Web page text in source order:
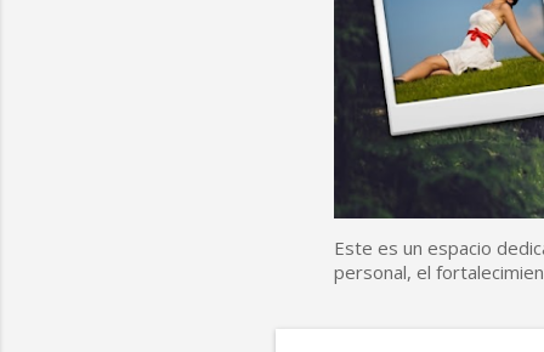
Este es un espacio
personal, el